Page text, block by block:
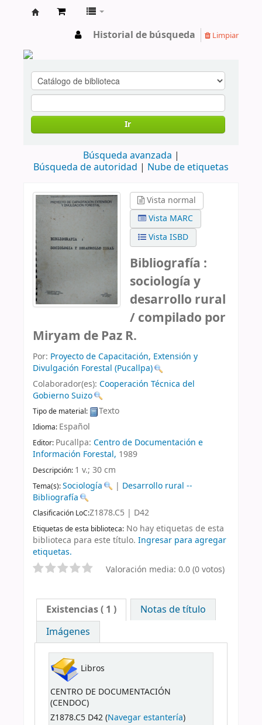
Historial de búsqueda Limpiar
Ir
Búsqueda avanzada
Búsqueda de autoridad
Nube de etiquetas
Vista normal
Vista MARC
Vista ISBD
Bibliografía :
sociología y
desarrollo rural
/compilado por
Miryam de Paz R.
Por: Proyecto de Capacitación, Extensión y
Divulgación Forestal (Pucallpa)
Colaborador(es): Cooperación Técnica del
Gobierno Suizo
Tipo de material: Texto
Idioma: Español
Editor: Pucallpa: Centro de Documentación e
Información Forestal, 1989
Descripción: 1 v.; 30 cm
Tema(s):Sociología | Desarrollo rural --
Bibliografía
Clasificación LoC:Z1878.C5 | D42
Etiquetas de esta biblioteca: No hay etiquetas de esta
biblioteca para este título. Ingresar para agregar
etiquetas.
Valoración media: 0.0 (0 votos)
Existencias( 1 )
Notas de título
Imágenes
Libros
CENTRO DE DOCUMENTACIÓN
(CENDOC)
Z1878.C5 D42 (Navegar estantería)